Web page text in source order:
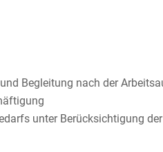
Beglei­tung nach der
unter Berück­sich­ti­gung